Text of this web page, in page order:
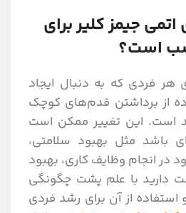
جیمز کلیر برای
است؟
هر فردی که به دنبال ایجاد
از برداشتن قدم‌های کوچک
است. این تغییر ممکن است
باشد مثل بهبود سلامتی،
در انجام وظایف کاری، بهبود
دارید با علم پشت چگونگی
از آن برای رشد فردی